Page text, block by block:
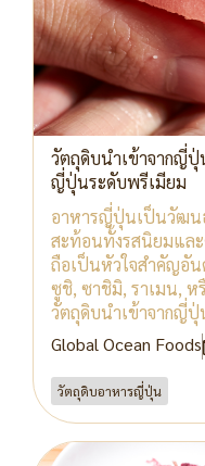
วัตถุดิบนำเข้าจากญี่ปุ่
ญี่ปุ่นระดับพรีเมียม
อาหารญี่ปุ่นเป็นวัฒน
สะท้อนทั้งรสนิยมแล
ถือเป็นหัวใจสำคัญอั
ซูชิ, ซาชิมิ, ราเมน, ห
วัตถุดิบนำเข้าจากญี่ปุ่
Global Ocean Foods
วัตถุดิบอาหารญี่ปุ่น